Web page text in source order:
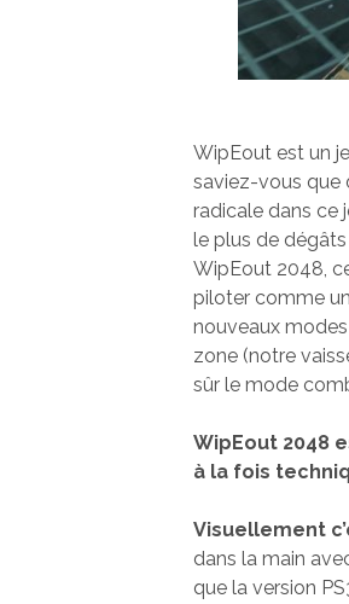
WipEout est un
saviez-vous que
radicale dans ce
le plus de
WipEout 2048,
piloter comme
nouveaux
zone (notre
sûr le mode
WipEout 2048
à la fois
Visuellement
dans la main
que la version